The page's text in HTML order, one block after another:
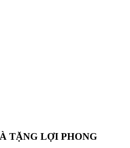
TẶNG LỢI PHONG